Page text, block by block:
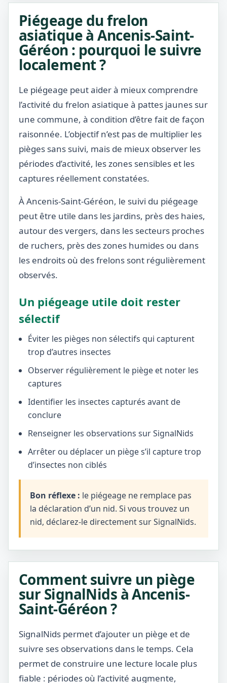
Piégeage du frelon
asiatique à Ancenis-Saint-
Géréon : pourquoi le suivre
localement ?
Le piégeage peut aider à mieux comprendre
l’activité du frelon asiatique à pattes jaunes sur
une commune, à condition d’être fait de façon
raisonnée. L’objectif n’est pas de multiplier les
pièges sans suivi, mais de mieux observer les
périodes d’activité, les zones sensibles et les
captures réellement constatées.
À Ancenis-Saint-Géréon, le suivi du piégeage
peut être utile dans les jardins, près des haies,
autour des vergers, dans les secteurs proches
de ruchers, près des zones humides ou dans
les endroits où des frelons sont régulièrement
observés.
Un piégeage utile doit rester
sélectif
Éviter les pièges non sélectifs qui capturent
trop d’autres insectes
Observer régulièrement le piège et noter les
captures
Identifier les insectes capturés avant de
conclure
Renseigner les observations sur SignalNids
Arrêter ou déplacer un piège s’il capture trop
d’insectes non ciblés
Bon réflexe : le piégeage ne remplace pas
la déclaration d’un nid. Si vous trouvez un
nid, déclarez-le directement sur SignalNids.
Comment suivre un piège
sur SignalNids à Ancenis-
Saint-Géréon ?
SignalNids permet d’ajouter un piège et de
suivre ses observations dans le temps. Cela
permet de construire une lecture locale plus
fiable : périodes où l’activité augmente,